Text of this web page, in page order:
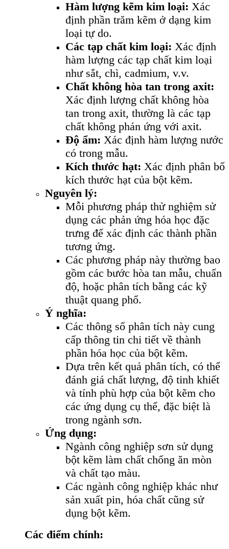
Hàm lượng kẽm kim loại: Xác
định phần trăm kẽm ở dạng kim
loại tự do.
Các tạp chất kim loại: Xác định
hàm lượng các tạp chất kim loại
như sắt, chì, cadmium, v.v.
Chất không hòa tan trong axit:
Xác định lượng chất không hòa
tan trong axit, thường là các tạp
chất không phản ứng với axit.
Độ ẩm: Xác định hàm lượng nước
có trong mẫu.
Kích thước hạt: Xác định phân bố
kích thước hạt của bột kẽm.
Nguyên lý:
Mỗi phương pháp thử nghiệm sử
dụng các phản ứng hóa học đặc
trưng để xác định các thành phần
tương ứng.
Các phương pháp này thường bao
gồm các bước hòa tan mẫu, chuẩn
độ, hoặc phân tích bằng các kỹ
thuật quang phổ.
Ý nghĩa:
Các thông số phân tích này cung
cấp thông tin chi tiết về thành
phần hóa học của bột kẽm.
Dựa trên kết quả phân tích, có thể
đánh giá chất lượng, độ tinh khiết
và tính phù hợp của bột kẽm cho
các ứng dụng cụ thể, đặc biệt là
trong ngành sơn.
Ứng dụng:
Ngành công nghiệp sơn sử dụng
bột kẽm làm chất chống ăn mòn
và chất tạo màu.
Các ngành công nghiệp khác như
sản xuất pin, hóa chất cũng sử
dụng bột kẽm.
Các điểm chính: